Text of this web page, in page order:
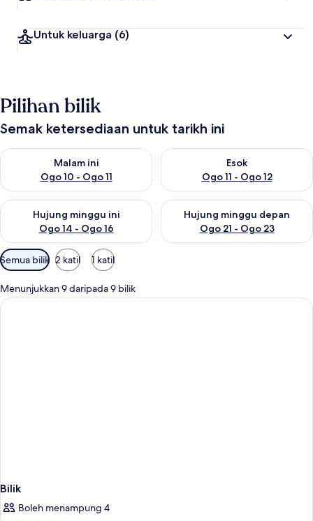
Untuk keluarga (6)
Pilihan bilik
Semak ketersediaan untuk tarikh ini
Malam ini
Ogo 10 - Ogo 11
Semak ketersediaan untuk malam ini Ogo 10 - Ogo 11
Esok
Ogo 11 - Ogo 12
Semak ketersediaan untuk
Hujung minggu ini
Ogo 14 - Ogo 16
Semak ketersediaan untuk hujung minggu ini Ogo 14 - Ogo 16
Hujung minggu depan
Ogo 21 - Ogo 23
Semak ketersediaan untuk
Penapis
yang
tersedia
untuk
Semua bilik 2 katil 1 katil
Menunjukkan 9 daripada 9 bilik
Bilik
Boleh menampung 4